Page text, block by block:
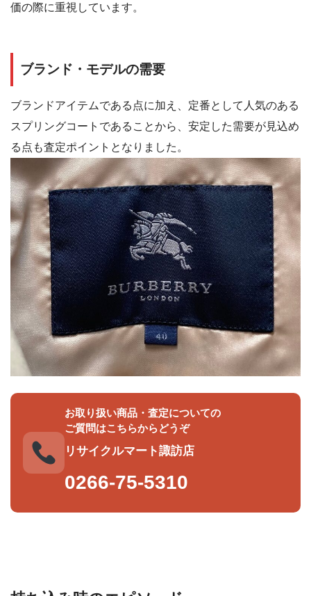
価の際に重視しています。
ブランド・モデルの需要
ブランドアイテムである点に加え、定番として人気のある
スプリングコートであることから、安定した需要が見込め
る点も査定ポイントとなりました。
お取り扱い商品・査定についての
ご質問はこちらからどうぞ
リサイクルマート諏訪店
0266-75-5310